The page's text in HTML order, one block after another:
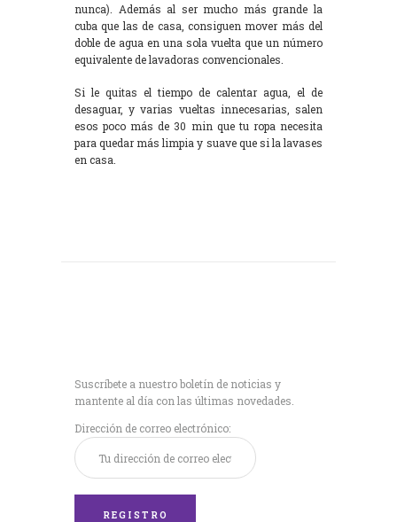
nunca). Además al ser mucho más grande la
cuba que las de casa, consiguen mover más del
doble de agua en una sola vuelta que un número
equivalente de lavadoras convencionales.
Si le quitas el tiempo de calentar agua, el de
desaguar, y varias vueltas innecesarias, salen
esos poco más de 30 min que tu ropa necesita
para quedar más limpia y suave que si la lavases
en casa.
Suscríbete a nuestro boletín de noticias y
mantente al día con las últimas novedades.
Dirección de correo electrónico: